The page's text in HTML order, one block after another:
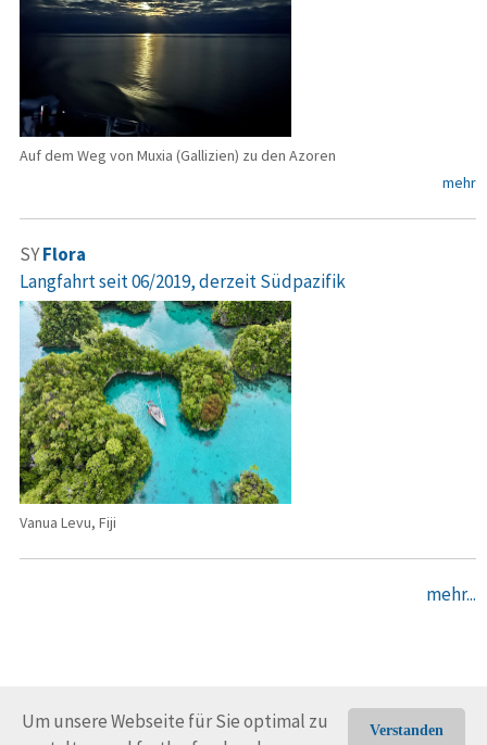
Verstanden
Um unsere Webseite für Sie optimal zu
Auf dem Weg von Muxia (Gallizien) zu den Azoren
mehr
SYFlora
Langfahrt seit 06/2019, derzeit Südpazifik
Vanua Levu, Fiji
mehr...